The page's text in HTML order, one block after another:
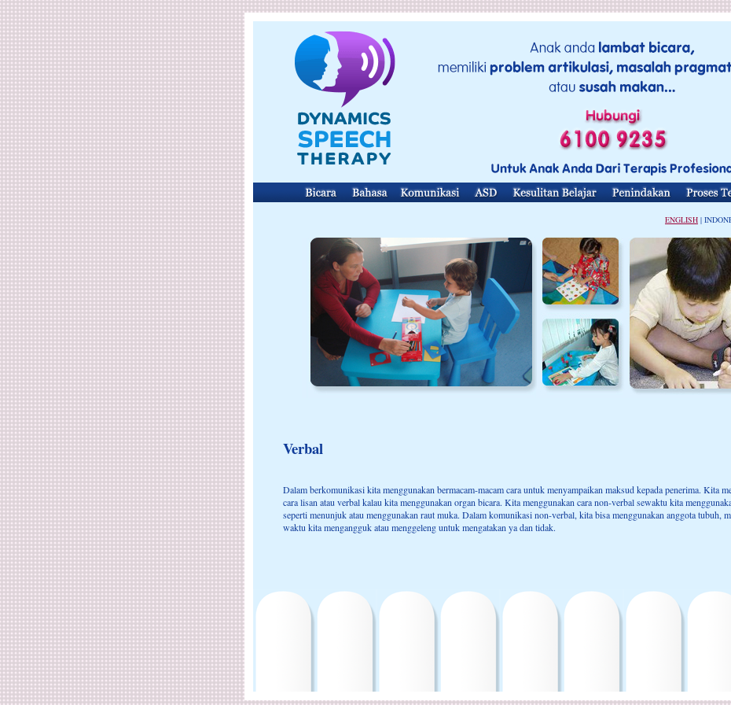
ENGLISH |
Verbal
Dalam berkomunikasi kita menggunakan bermacam-macam cara untuk menyampaikan maksud kepada penerima. Kita
cara lisan atau verbal kalau kita menggunakan organ bicara. Kita menggunakan cara non-verbal sewaktu kita
seperti menunjuk atau menggunakan raut muka. Dalam komunikasi non-verbal, kita bisa menggunakan anggota tubuh,
waktu kita mengangguk atau menggeleng untuk mengatakan ya dan tidak.